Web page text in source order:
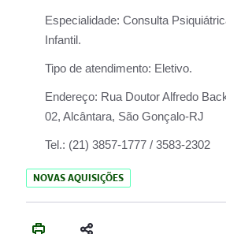
Especialidade: Consulta
Infantil.
Tipo de atendimento: Eletivo.
Endereço: Rua Doutor Alfredo
02, Alcântara, São Gonçalo-RJ
Tel.: (21) 3857-1777 / 3583-2302
NOVAS AQUISIÇÕES